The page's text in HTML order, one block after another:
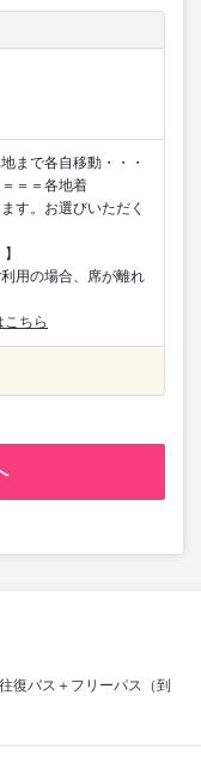
まで各自移動・・・
＝＝各地着
す。お選びいただく
用の場合、席が離れ
ちら
復バス＋フリーパス（到